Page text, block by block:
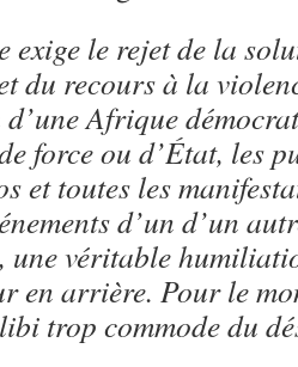
exige le rejet de la
du recours à la
d’une Afrique
force ou d’État, les
et toutes les
d’un d’un
une véritable
en arrière. Pour le
trop commode du